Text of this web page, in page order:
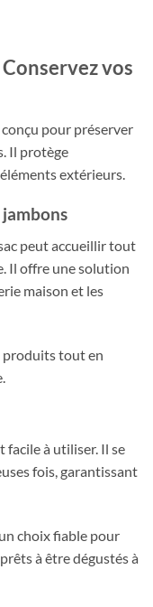
vos
, conçu pour préserver
Il protège
extérieurs.
peut accueillir tout
Il offre une solution
maison et les
produits tout en
facile à utiliser. Il se
fois, garantissant
choix fiable pour
à être dégustés à